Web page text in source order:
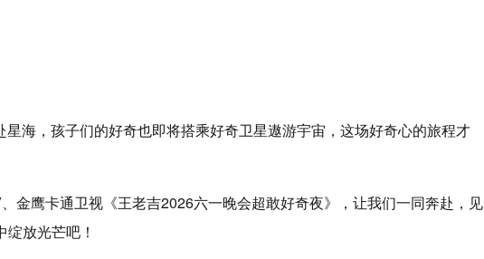
星海，孩子们的好奇也即将搭乘好奇卫星遨游宇宙，这场好奇心的旅程才
金鹰卡通卫视《王老吉2026六一晚会超敢好奇夜》，让我们一同奔赴，见
放光芒吧！